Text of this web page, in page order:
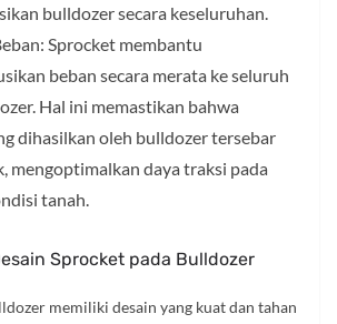
bulldozer secara keseluruhan.
Sprocket membantu
beban secara merata ke seluruh
Hal ini memastikan bahwa
dihasilkan oleh bulldozer tersebar
mengoptimalkan daya traksi pada
tanah.
Sprocket pada Bulldozer
memiliki desain yang kuat dan tahan